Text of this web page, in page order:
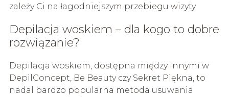
zależy Ci na łagodniejszym przebiegu wizyty.
Depilacja woskiem – dla kogo to dobre
rozwiązanie?
Depilacja woskiem, dostępna między innymi w
DepilConcept, Be Beauty czy Sekret Piękna, to
nadal bardzo popularna metoda usuwania